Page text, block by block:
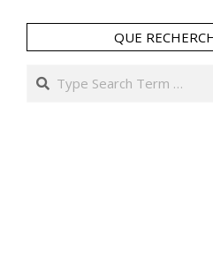
QUE
Search